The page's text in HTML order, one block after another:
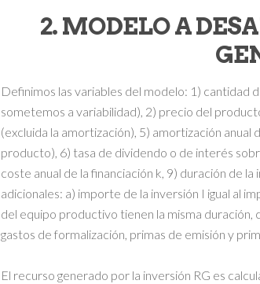
2. MODELO A
Definimos las variables del modelo: 1) cantidad
sometemos a variabilidad), 2) precio del
(excluida la amortización), 5) amortización
producto), 6) tasa de dividendo o de interés
coste anual de la financiación k, 9) duración de
adicionales: a) importe de la inversión I igual al
del equipo productivo tienen la misma duración,
gastos de formalización, primas de emisión y
El recurso generado por la inversión RG es